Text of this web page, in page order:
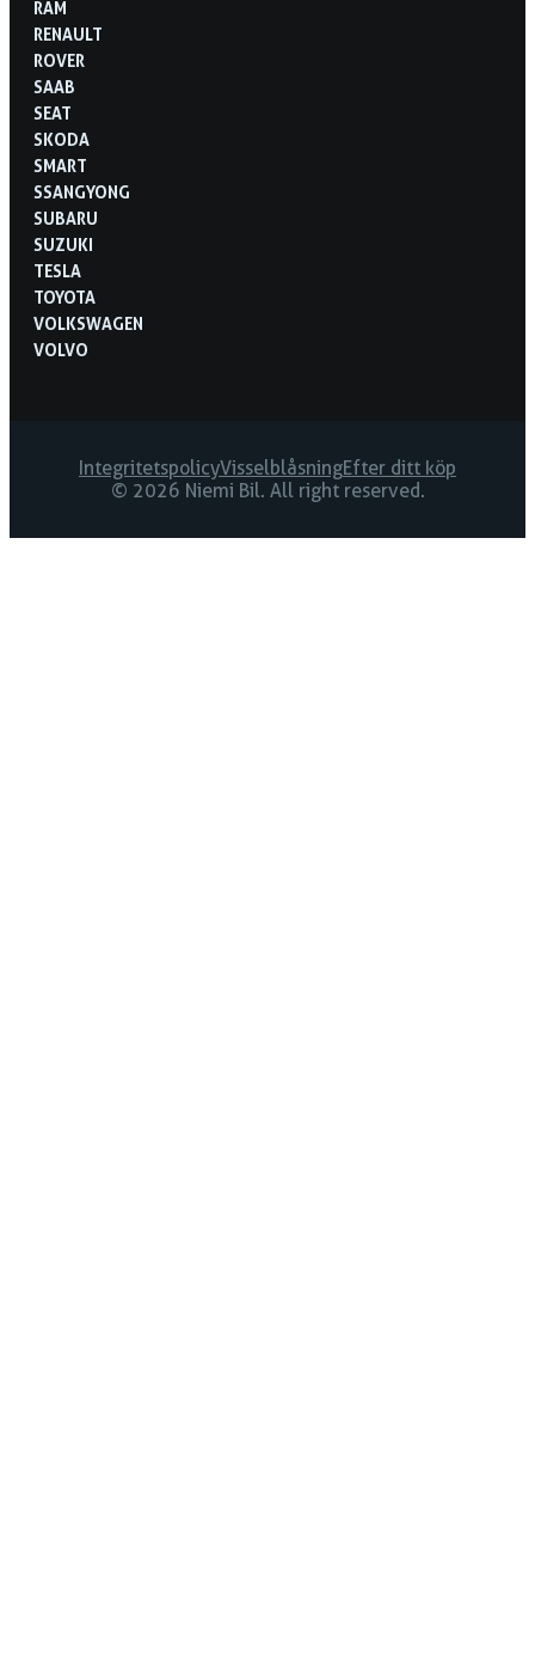
RAM
RENAULT
ROVER
SAAB
SEAT
SKODA
SMART
SSANGYONG
SUBARU
SUZUKI
TESLA
TOYOTA
VOLKSWAGEN
VOLVO
IntegritetspolicyVisselblåsningEfter ditt köp
© 2026 Niemi Bil. All right reserved.